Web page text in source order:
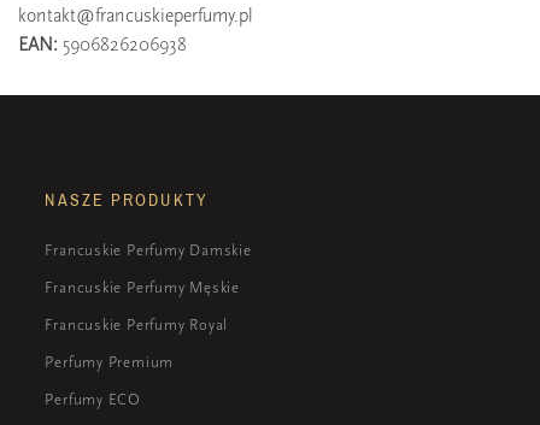
kontakt@francuskieperfumy.pl
EAN: 5906826206938
NASZE PRODUKTY
Francuskie Perfumy Damskie
Francuskie Perfumy Męskie
Francuskie Perfumy Royal
Perfumy Premium
Perfumy ECO